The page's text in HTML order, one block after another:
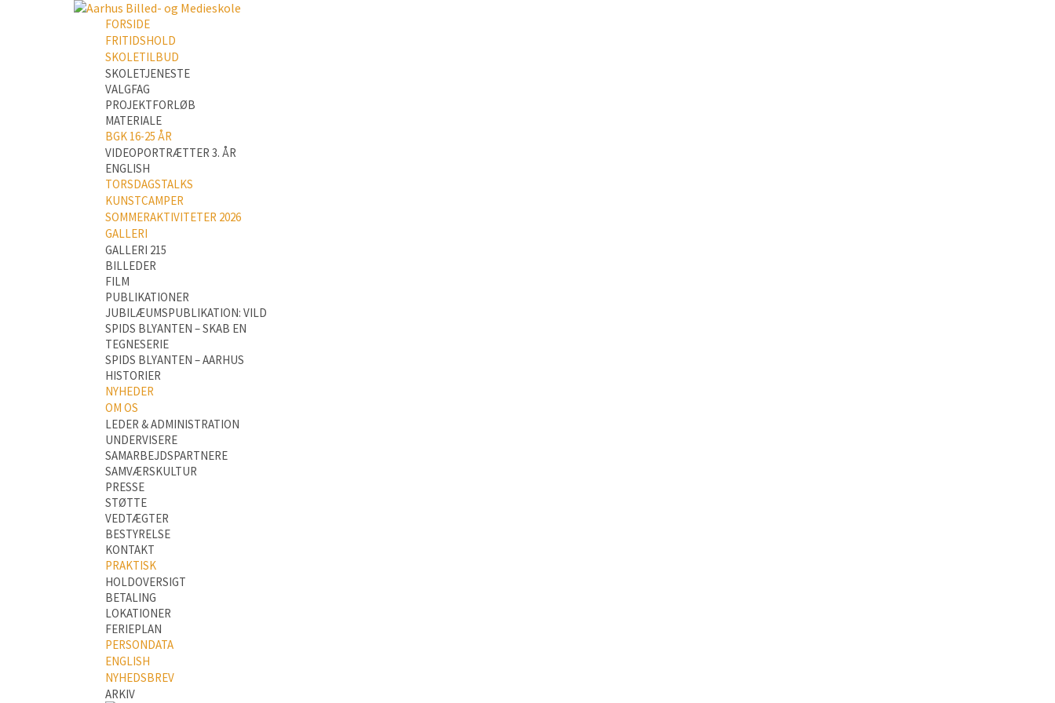
FORSIDE
FRITIDSHOLD
SKOLETILBUD
SKOLETJENESTE
VALGFAG
PROJEKTFORLØB
MATERIALE
BGK 16-25 ÅR
VIDEOPORTRÆTTER 3. ÅR
ENGLISH
TORSDAGSTALKS
KUNSTCAMPER
SOMMERAKTIVITETER 2026
GALLERI
GALLERI 215
BILLEDER
FILM
PUBLIKATIONER
JUBILÆUMSPUBLIKATION: VILD
SPIDS BLYANTEN – SKAB EN
TEGNESERIE
SPIDS BLYANTEN – AARHUS
HISTORIER
NYHEDER
OM OS
LEDER & ADMINISTRATION
UNDERVISERE
SAMARBEJDSPARTNERE
SAMVÆRSKULTUR
PRESSE
STØTTE
VEDTÆGTER
BESTYRELSE
KONTAKT
PRAKTISK
HOLDOVERSIGT
BETALING
LOKATIONER
FERIEPLAN
PERSONDATA
ENGLISH
NYHEDSBREV
ARKIV